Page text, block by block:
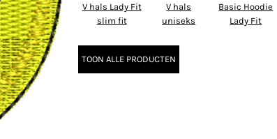
V hals Lady Fit
slim fit
V hals
uniseks
Basic Hoodie
Lady Fit
TOON ALLE PRODUCTEN